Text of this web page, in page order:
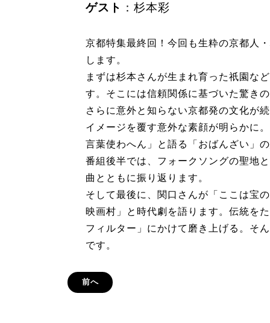
ゲスト ：杉本彩
京都特集最終回！今回も生粋の京都人
します。
まずは杉本さんが生まれ育った祇園な
す。そこには信頼関係に基づいた驚きの
さらに意外と知らない京都発の文化が
イメージを覆す意外な素顔が明らかに
言葉使わへん」と語る「おばんざい」
番組後半では、フォークソングの聖地
曲とともに振り返ります。
そして最後に、関口さんが「ここは宝
映画村」と時代劇を語ります。伝統を
フィルター」にかけて磨き上げる。そ
です。
前へ